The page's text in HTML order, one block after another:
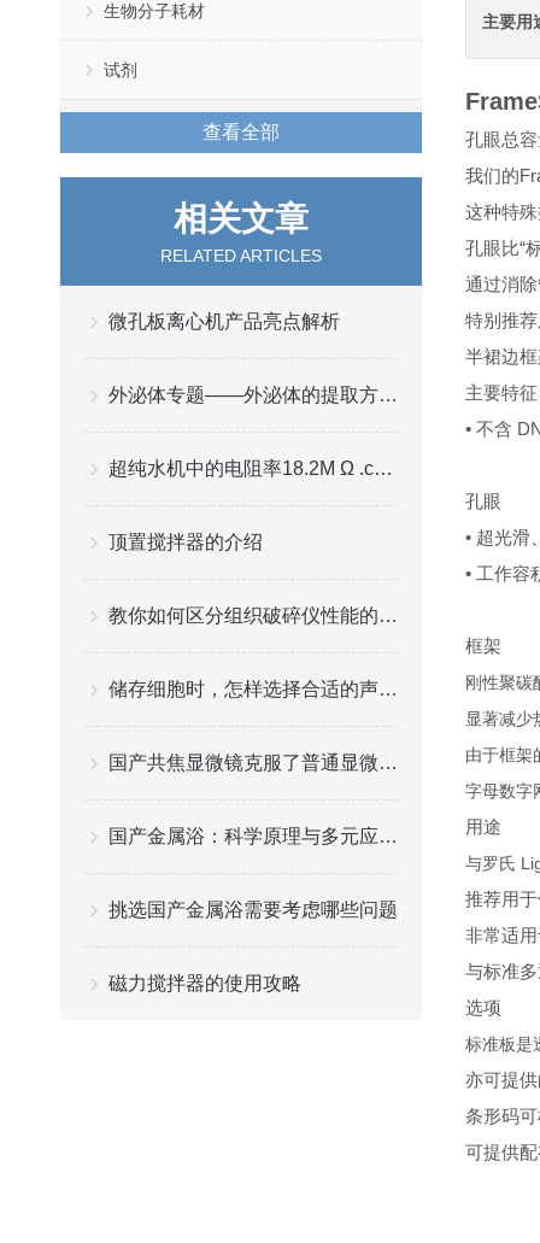
生物分子耗材
试剂
查看全部
相关文章
RELATED ARTICLES
微孔板离心机产品亮点解析
外泌体专题——外泌体的提取方法都有哪些？
超纯水机中的电阻率18.2M Ω .cm的由来和应用
顶置搅拌器的介绍
教你如何区分组织破碎仪性能的好坏
储存细胞时，怎样选择合适的声波微量冻存管？
国产共焦显微镜克服了普通显微镜图像模糊的缺点
国产金属浴：科学原理与多元应用解析
挑选国产金属浴需要考虑哪些问题
磁力搅拌器的使用攻略
主要用
孔眼总
我们的
这种特
孔眼比“
通过消
特别推
半裙边
主要特征
• 不含
孔眼
• 超光滑
• 工作容
框架
刚性聚碳
显著减少
由于框架
字母数字
用途
与罗氏
推荐用
非常适
与标准
选项
标准板是
亦可提
条形码
可提供